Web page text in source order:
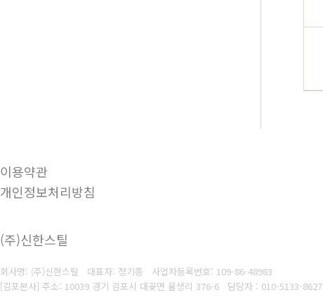
이용약관
개인정보처리방침
(주)신한스틸
회사명: (주)신한스틸 대표자: 정기종 사업자등록번호: 109-86-48983
[김포본사] 주소: 10039 경기 김포시 대곶면 율생리 376-6 담당자 : 010-5133-8627